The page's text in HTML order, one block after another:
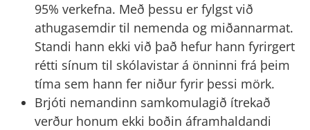
95% verkefna. Með þessu er fylgst við
athugasemdir til nemenda og miðannarmat.
Standi hann ekki við það hefur hann fyrirgert
rétti sínum til skólavistar á önninni frá þeim
tíma sem hann fer niður fyrir þessi mörk.
Brjóti nemandinn samkomulagið ítrekað
verður honum ekki boðin áframhaldandi